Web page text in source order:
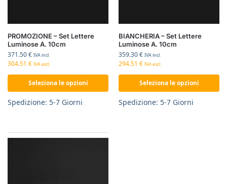
PROMOZIONE – Set Lettere
Luminose A. 10cm
371.50€ IVA incl.
304.51 € IVA escl.
Seleziona le opzioni
Spedizione: 5-7 Giorni
BIANCHERIA – Set Lettere
Luminose A. 10cm
359.30€ IVA incl.
294.51 € IVA escl.
Seleziona le opzioni
Spedizione: 5-7 Giorni